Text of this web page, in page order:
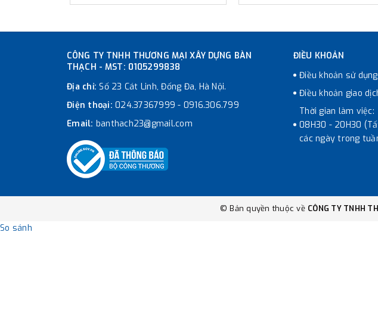
CÔNG TY TNHH THƯƠNG MẠI XÂY DỰNG BÀN
THẠCH - MST: 0105299838
Địa chỉ:Số 23 Cát Linh, Đống Đa, Hà Nội.
Điện thoại: 024.37367999 - 0916.306.799
Email: banthach23@gmail.com
ĐIỀU KHOẢN
Điều khoản sử dụng
Điều khoản giao
Thời gian làm việc:
08H30 - 20H30
các ngày trong
© Bản quyền thuộc về CÔNG TY TNHH
So sánh